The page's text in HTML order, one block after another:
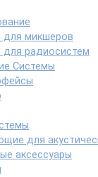
для микшеров
для радиосистем
Системы
для
аксессуары